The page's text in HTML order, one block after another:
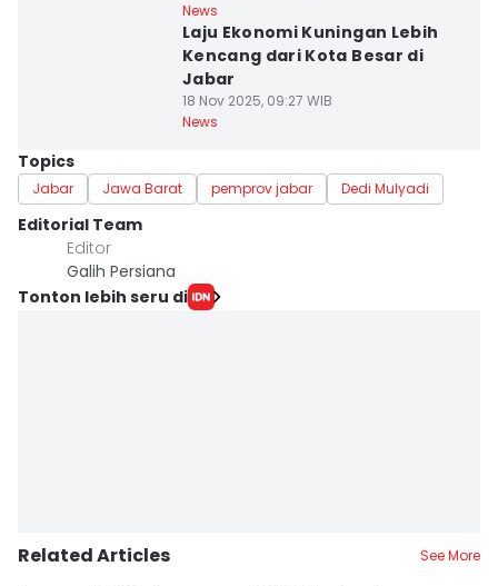
News
Laju Ekonomi Kuningan Lebih
Kencang dari Kota Besar di
Jabar
18 Nov 2025, 09:27 WIB
News
Topics
Jabar Jawa Barat pemprov jabar Dedi Mulyadi
Editorial Team
Editor
Galih Persiana
Tonton lebih seru di
Related Articles See More